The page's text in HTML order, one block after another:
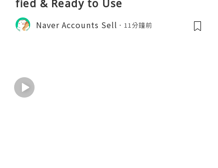
fied & Ready to Use
Naver Accounts Sell 11分鐘前